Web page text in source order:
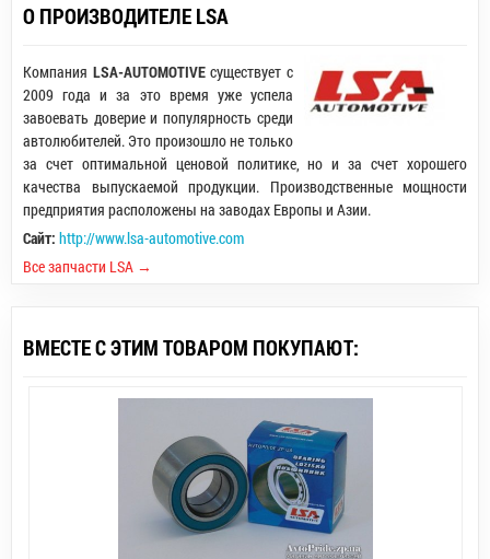
О ПРОИЗВОДИТЕЛЕ LSA
Компания LSA-AUTOMOTIVEсуществует с
2009 года и за это время уже успела
завоевать доверие и популярность среди
автолюбителей. Это произошло не только
за счет оптимальной ценовой политике, но и за счет хорошего
качества выпускаемой продукции. Производственные мощности
предприятия расположены на заводах Европы и Азии.
Сайт: http://www.lsa-automotive.com
Все запчасти LSA →
ВМЕСТЕ С ЭТИМ ТОВАРОМ ПОКУПАЮТ: